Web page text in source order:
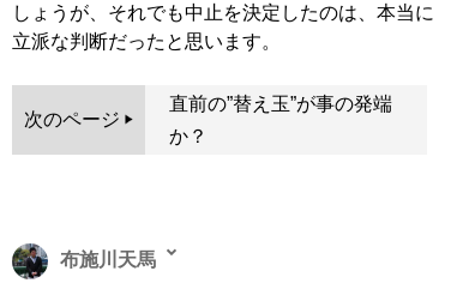
しょうが、それでも中止を決定したのは、本当に
立派な判断だったと思います。
次のページ
直前の”替え玉”が事の発端
か？
布施川天馬